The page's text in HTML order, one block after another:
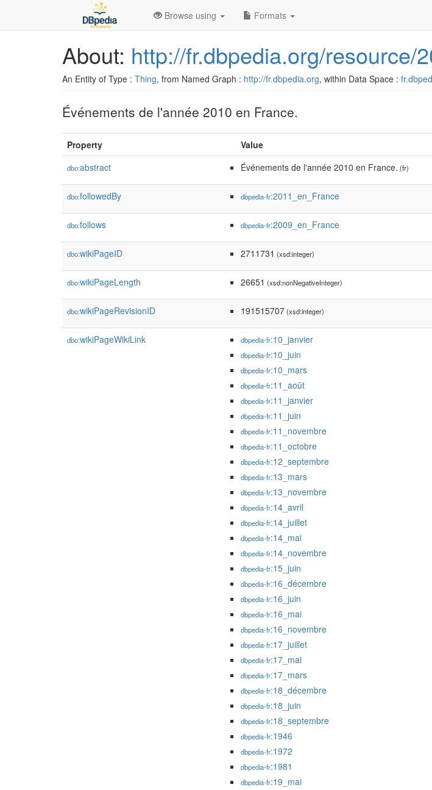
Browse using Formats
About: http://fr.dbpedia.org/resource/
An Entity of Type : Thing, from Named Graph : http://fr.dbpedia.org, within Data Space :
Événements de l'année 2010 en France.
Property Value
dbo:abstract Événements de l'année 2010 en France. (fr)
dbo:followedBy dbpedia-fr:2011_en_France
dbo:follows dbpedia-fr:2009_en_France
dbo:wikiPageID 2711731 (xsd:integer)
dbo:wikiPageLength 26651 (xsd:nonNegativeInteger)
dbo:wikiPageRevisionID 191515707(xsd:integer)
dbo:wikiPageWikiLink dbpedia-fr:10_janvier
dbpedia-fr:10_juin
dbpedia-fr:10_mars
dbpedia-fr:11_août
dbpedia-fr:11_janvier
dbpedia-fr:11_juin
dbpedia-fr:11_novembre
dbpedia-fr:11_octobre
dbpedia-fr:12_septembre
dbpedia-fr:13_mars
dbpedia-fr:13_novembre
dbpedia-fr:14_avril
dbpedia-fr:14_juillet
dbpedia-fr:14_mai
dbpedia-fr:14_novembre
dbpedia-fr:15_juin
dbpedia-fr:16_décembre
dbpedia-fr:16_juin
dbpedia-fr:16_mai
dbpedia-fr:16_novembre
dbpedia-fr:17_juillet
dbpedia-fr:17_mai
dbpedia-fr:17_mars
dbpedia-fr:18_décembre
dbpedia-fr:18_juin
dbpedia-fr:18_septembre
dbpedia-fr:1946
dbpedia-fr:1972
dbpedia-fr:1981
dbpedia-fr:19_mai